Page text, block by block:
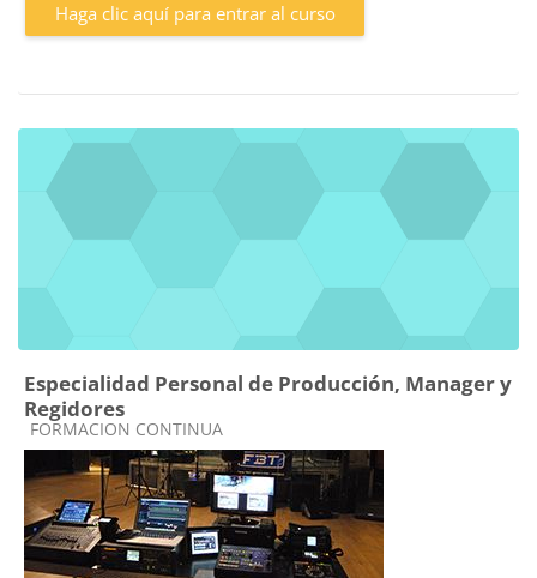
Haga clic aquí para entrar al curso
Especialidad Personal de Producción, Manager y
Regidores
Categoría de cursos
FORMACION CONTINUA